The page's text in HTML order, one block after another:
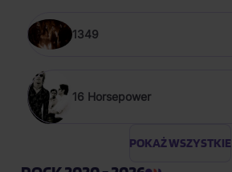
1349
16 Horsepower
POKAŻ WSZYSTKIE